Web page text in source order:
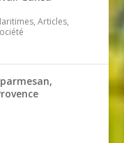
Articles,